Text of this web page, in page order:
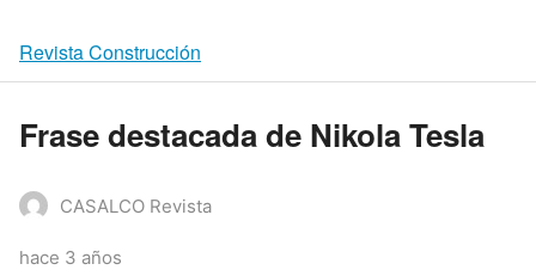
Revista Construcción
Frase destacada de Nikola Tesla
CASALCO Revista
hace 3 años